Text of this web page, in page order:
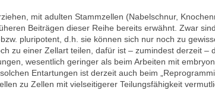
mit adulten Stammzellen (Nabelschnur,
Beiträgen dieser Reihe bereits erwähnt. Zwar
pluripotent, d.h. sie können sich nur noch zu
zu einer Zellart teilen, dafür ist – zumindest derzeit –
wesentlich geringer als beim Arbeiten mit
Entartungen ist derzeit auch beim
zu Zellen mit vielseitigerer Teilungsfähigkeit